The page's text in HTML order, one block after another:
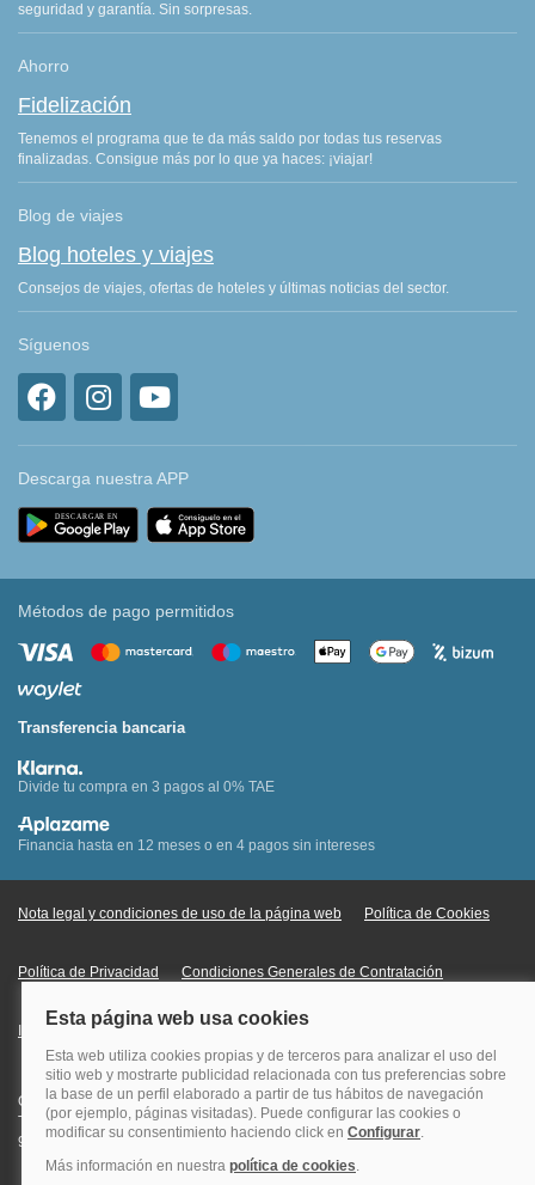
seguridad y garantía. Sin sorpresas.
Ahorro
Fidelización
Tenemos el programa que te da más saldo por todas tus reservas
finalizadas. Consigue más por lo que ya haces: ¡viajar!
Blog de viajes
Blog hoteles y viajes
Consejos de viajes, ofertas de hoteles y últimas noticias del sector.
Síguenos
Descarga nuestra APP
Métodos de pago permitidos
Transferencia bancaria
Divide tu compra en 3 pagos al 0% TAE
Financia hasta en 12 meses o en 4 pagos sin intereses
Nota legal y condiciones de uso de la página web Política de Cookies
Política de Privacidad Condiciones Generales de Contratación
Información Legal sobre Mercados en Línea
Quehoteles.com - Especialistas en hoteles © Copyright Veturis Travel S.A.
Todos los derechos reservados. Autorización nº I-AV0000879.4 Tel: +34
915759999